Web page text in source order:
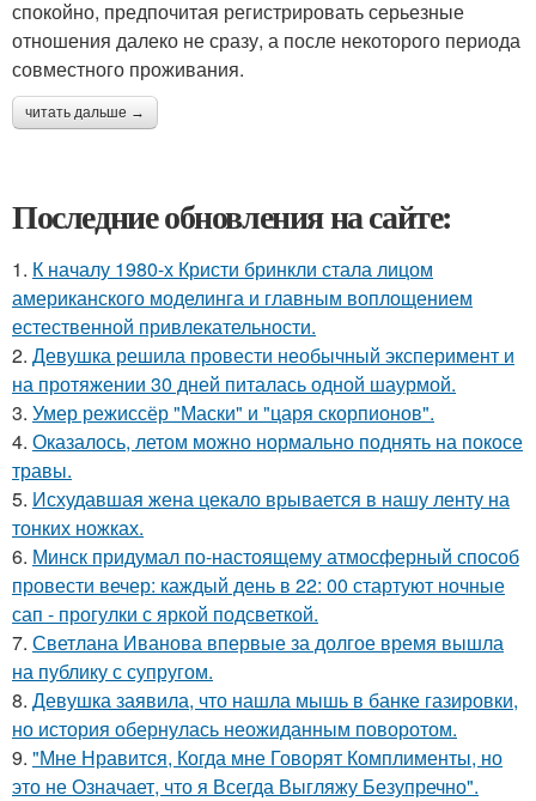
спокойно, предпочитая регистрировать серьезные
отношения далеко не сразу, а после некоторого периода
совместного проживания.
читать дальше →
Последние обновления на сайте:
1. К началу 1980-х Кристи бринкли стала лицом
американского моделинга и главным воплощением
естественной привлекательности.
2. Девушка решила провести необычный эксперимент и
на протяжении 30 дней питалась одной шаурмой.
3. Умер режиссёр "Маски" и "царя скорпионов".
4. Оказалось, летом можно нормально поднять на покосе
травы.
5. Исхудавшая жена цекало врывается в нашу ленту на
тонких ножках.
6. Минск придумал по-настоящему атмосферный способ
провести вечер: каждый день в 22: 00 стартуют ночные
сап - прогулки с яркой подсветкой.
7. Светлана Иванова впервые за долгое время вышла
на публику с супругом.
8. Девушка заявила, что нашла мышь в банке газировки,
но история обернулась неожиданным поворотом.
9. "Мне Нравится, Когда мне Говорят Комплименты, но
это не Означает, что я Всегда Выгляжу Безупречно".